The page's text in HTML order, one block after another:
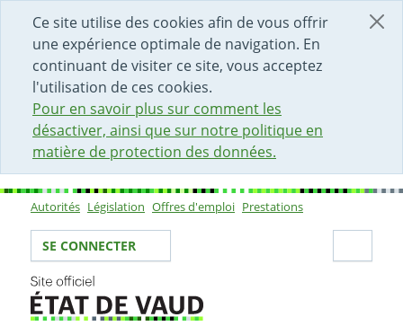
Ce site utilise des cookies afin de vous offrir
une expérience optimale de navigation. En
continuant de visiter ce site, vous acceptez
l'utilisation de ces cookies.
Pour en savoir plus sur comment les
désactiver, ainsi que sur notre politique en
matière de protection des données.
DÉBUT DU CONTENU DE LA PAGE
ACCÈS AU CHAMP DE RECHERCHE
PAGE D'ACCUEIL
FORMULAIRE DE CONTACT
Sous-navigation
Autorités Législation Offres d'emploi Prestations
Votre identité
SE CONNECTER